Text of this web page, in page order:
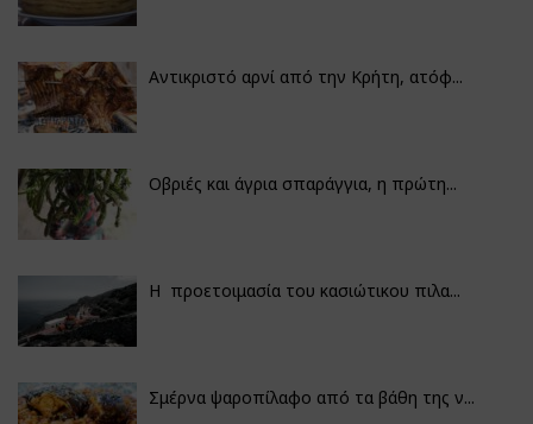
Αντικριστό αρνί από την Κρήτη, ατόφ...
Οβριές και άγρια σπαράγγια, η πρώτη...
Η προετοιμασία του κασιώτικου πιλα...
Σμέρνα ψαροπίλαφο από τα βάθη της ν...